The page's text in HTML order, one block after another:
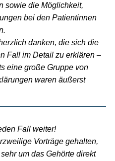
sowie die Möglichkeit,
bei den Patientinnen
danken, die sich die
Fall im Detail zu erklären –
eine große Gruppe von
waren äußerst
Fall weiter!
Vorträge gehalten,
um das Gehörte direkt